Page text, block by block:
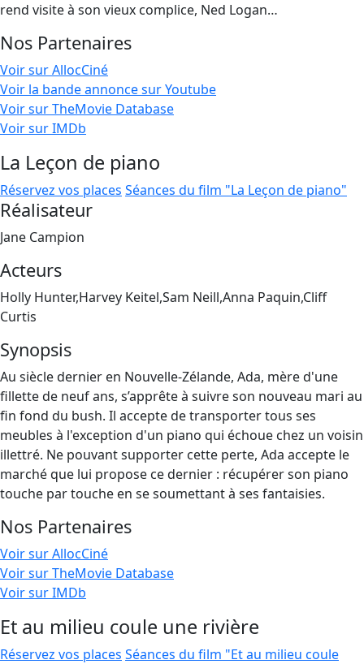
rend visite à son vieux complice, Ned Logan…
Nos Partenaires
Voir sur AllocCiné
Voir la bande annonce sur Youtube
Voir sur TheMovie Database
Voir sur IMDb
La Leçon de piano
Réservez vos places Séances du film "La Leçon de piano"
Réalisateur
Jane Campion
Acteurs
Holly Hunter,Harvey Keitel,Sam Neill,Anna Paquin,Cliff
Curtis
Synopsis
Au siècle dernier en Nouvelle-Zélande, Ada, mère d'une
fillette de neuf ans, s’apprête à suivre son nouveau mari au
fin fond du bush. Il accepte de transporter tous ses
meubles à l'exception d'un piano qui échoue chez un voisin
illettré. Ne pouvant supporter cette perte, Ada accepte le
marché que lui propose ce dernier : récupérer son piano
touche par touche en se soumettant à ses fantaisies.
Nos Partenaires
Voir sur AllocCiné
Voir sur TheMovie Database
Voir sur IMDb
Et au milieu coule une rivière
Réservez vos places Séances du film "Et au milieu coule